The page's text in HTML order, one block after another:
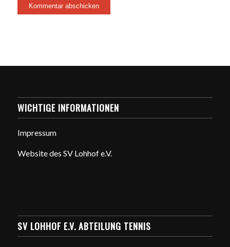
WICHTIGE INFORMATIONEN
Impressum
Website des SV Lohhof e.V.
SV LOHHOF E.V. ABTEILUNG TENNIS